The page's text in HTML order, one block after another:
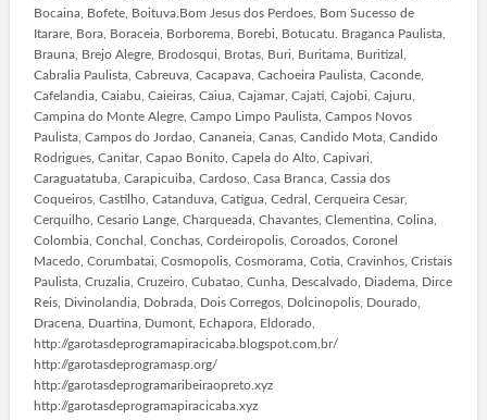
Bocaina, Bofete, Boituva.Bom Jesus dos Perdoes, Bom Sucesso de
Itarare, Bora, Boraceia, Borborema, Borebi, Botucatu. Braganca Paulista,
Brauna, Brejo Alegre, Brodosqui, Brotas, Buri, Buritama, Buritizal,
Cabralia Paulista, Cabreuva, Cacapava, Cachoeira Paulista, Caconde,
Cafelandia, Caiabu, Caieiras, Caiua, Cajamar, Cajati, Cajobi, Cajuru,
Campina do Monte Alegre, Campo Limpo Paulista, Campos Novos
Paulista, Campos do Jordao, Cananeia, Canas, Candido Mota, Candido
Rodrigues, Canitar, Capao Bonito, Capela do Alto, Capivari,
Caraguatatuba, Carapicuiba, Cardoso, Casa Branca, Cassia dos
Coqueiros, Castilho, Catanduva, Catigua, Cedral, Cerqueira Cesar,
Cerquilho, Cesario Lange, Charqueada, Chavantes, Clementina, Colina,
Colombia, Conchal, Conchas, Cordeiropolis, Coroados, Coronel
Macedo, Corumbatai, Cosmopolis, Cosmorama, Cotia, Cravinhos, Cristais
Paulista, Cruzalia, Cruzeiro, Cubatao, Cunha, Descalvado, Diadema, Dirce
Reis, Divinolandia, Dobrada, Dois Corregos, Dolcinopolis, Dourado,
Dracena, Duartina, Dumont, Echapora, Eldorado,
http://garotasdeprogramapiracicaba.blogspot.com.br/
http://garotasdeprogramasp.org/
http://garotasdeprogramaribeiraopreto.xyz
http://garotasdeprogramapiracicaba.xyz